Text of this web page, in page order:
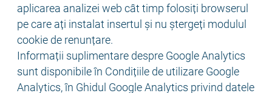
aplicarea analizei web cât timp folosiți browserul
pe care ați instalat insertul și nu ștergeți modulul
cookie de renunțare.
Informații suplimentare despre Google Analytics
sunt disponibile în Condițiile de utilizare Google
Analytics, în Ghidul Google Analytics privind datele